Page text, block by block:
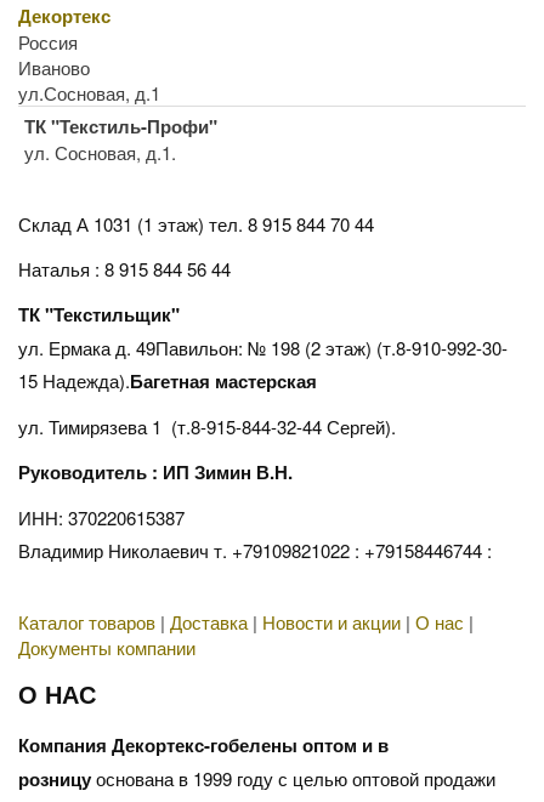
Декортекс
Россия
Иваново
ул.Сосновая, д.1
ТК "Текстиль-Профи"
ул. Сосновая, д.1.
Склад А 1031 (1 этаж) тел. 8 915 844 70 44
Наталья : 8 915 844 56 44
ТК "Текстильщик"
ул. Ермака д. 49Павильон: № 198 (2 этаж) (т.8-910-992-30-
15 Надежда).Багетная мастерская
ул. Тимирязева 1 (т.8-915-844-32-44 Сергей).
Руководитель : ИП Зимин В.Н.
ИНН: 370220615387
Владимир Николаевич т. +79109821022 : +79158446744 :
Каталог товаров | Доставка | Новости и акции | О нас |
Документы компании
О НАС
Компания Декортекс-гобелены оптом и в
розницуоснована в 1999 году с целью оптовой продажи